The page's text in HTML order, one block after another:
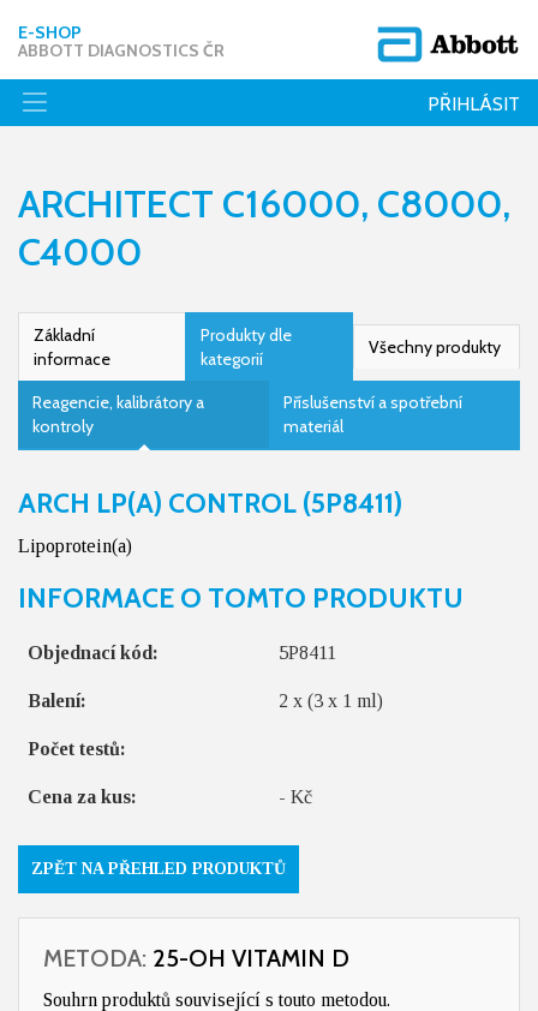
E-SHOP
ABBOTT DIAGNOSTICS ČR
PŘIHLÁSIT
ARCHITECT C16000, C8000,
C4000
Základní
informace
Produkty dle
kategorií
Všechny produkty
Reagencie, kalibrátory a
kontroly
Příslušenství a spotřební
materiál
ARCH LP(A) CONTROL (5P8411)
Lipoprotein(a)
INFORMACE O TOMTO PRODUKTU
Objednací kód: 5P8411
Balení: 2 x (3 x 1 ml)
Počet testů:
Cena za kus: - Kč
ZPĚT NA PŘEHLED PRODUKTŮ
METODA: 25-OH VITAMIN D
Souhrn produktů související s touto metodou.